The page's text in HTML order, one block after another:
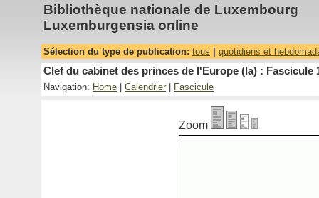
Bibliothèque nationale de Luxembourg
Luxemburgensia online
Sélection du type de publication: tous quotidiens et
Clef du cabinet des princes de l'Europe (la) : Fascicule
Navigation: Home Calendrier Fascicule
Zoom